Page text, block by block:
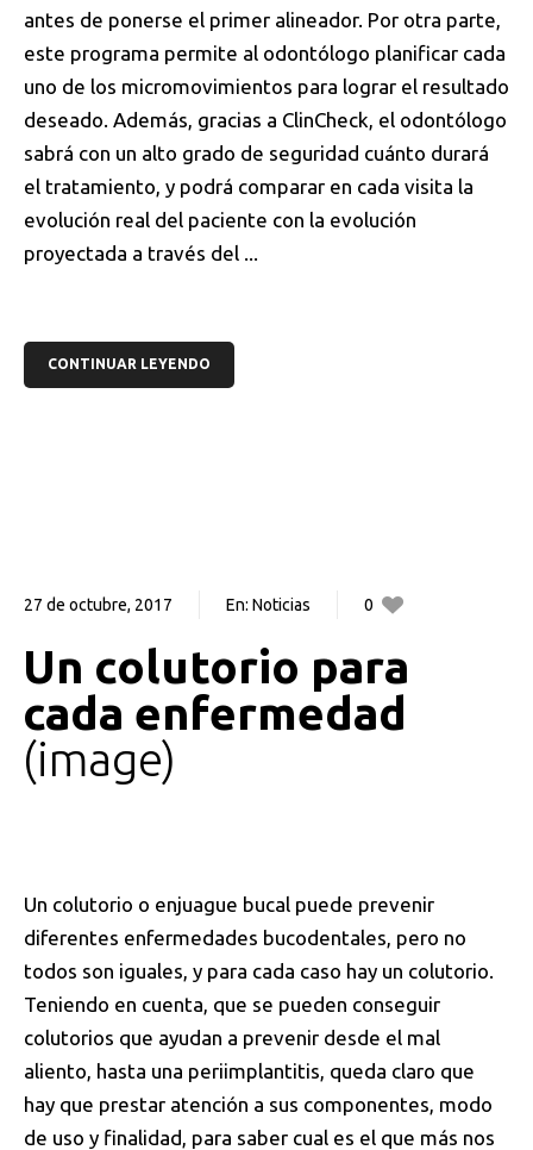
antes de ponerse el primer alineador. Por otra parte,
este programa permite al odontólogo planificar cada
uno de los micromovimientos para lograr el resultado
deseado. Además, gracias a ClinCheck, el odontólogo
sabrá con un alto grado de seguridad cuánto durará
el tratamiento, y podrá comparar en cada visita la
evolución real del paciente con la evolución
proyectada a través del ...
CONTINUAR LEYENDO
27 de octubre, 2017 En: Noticias
0
Un colutorio para
cada enfermedad
image
Un colutorio o enjuague bucal puede prevenir
diferentes enfermedades bucodentales, pero no
todos son iguales, y para cada caso hay un colutorio.
Teniendo en cuenta, que se pueden conseguir
colutorios que ayudan a prevenir desde el mal
aliento, hasta una periimplantitis, queda claro que
hay que prestar atención a sus componentes, modo
de uso y finalidad, para saber cual es el que más nos